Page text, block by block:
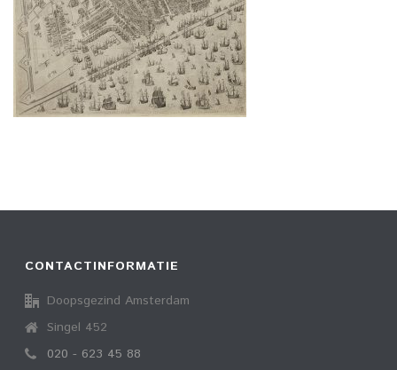
CONTACTINFORMATIE
Doopsgezind Amsterdam
Singel 452
020 - 623 45 88